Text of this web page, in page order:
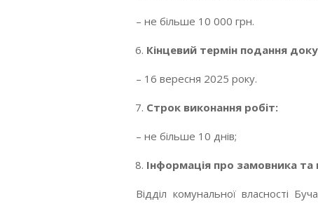
– не більше 10 000 грн.
Кінцевий термін подання
– 16 вересня 2025 року.
Строк виконання робіт:
– не більше 10 днів;
Інформація про замовника
Відділ комунальної власності